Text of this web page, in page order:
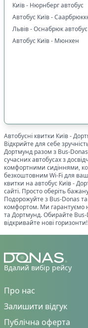
Київ - Нюрнберг автобус
Автобус Київ -
Львів - Оснабрюк автобус
Автобус Київ - Мюнхен
Автобусні квитки Київ-
Відкрийте для себе
Дортмунд разом з Bus-
сучасних автобусах з
комфортними сидіннями,
безкоштовним Wi-Fi для
квитки на автобус Київ-
сайті. Просто оберіть
Подорожуйте з Bus-Donas
комфортом. Ми гарантуємо
та Дортмунд. Обирайте
відкривайте нові горизонти!
Вдалий вибір рейсу
Про нас
Залишити відгук
Публічна оферта